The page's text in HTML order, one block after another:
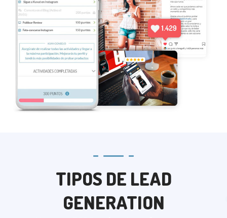
TIPOS DE LEAD
GENERATION